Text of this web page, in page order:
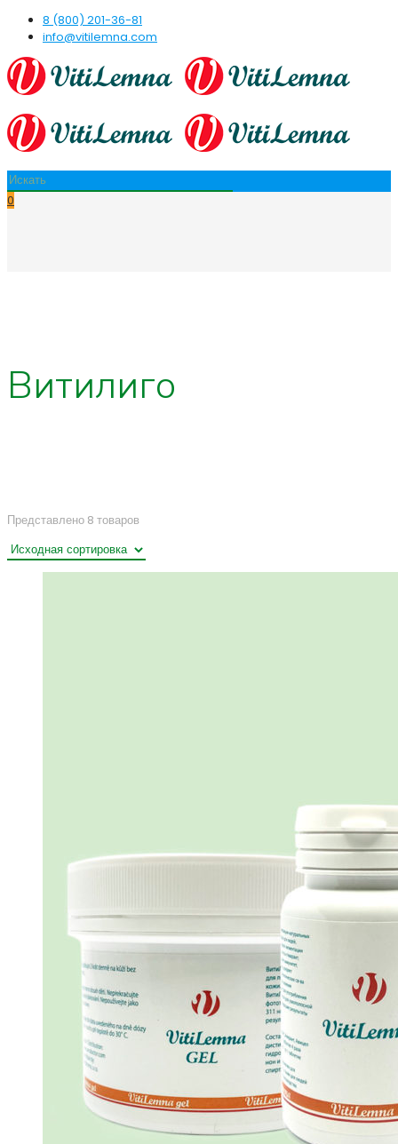
8 (800) 201-36-81
info@vitilemna.com
0
Витилиго
Представлено 8 товаров